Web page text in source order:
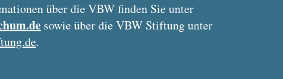
über die VBW finden Sie unter
sowie über die VBW Stiftung unter
.